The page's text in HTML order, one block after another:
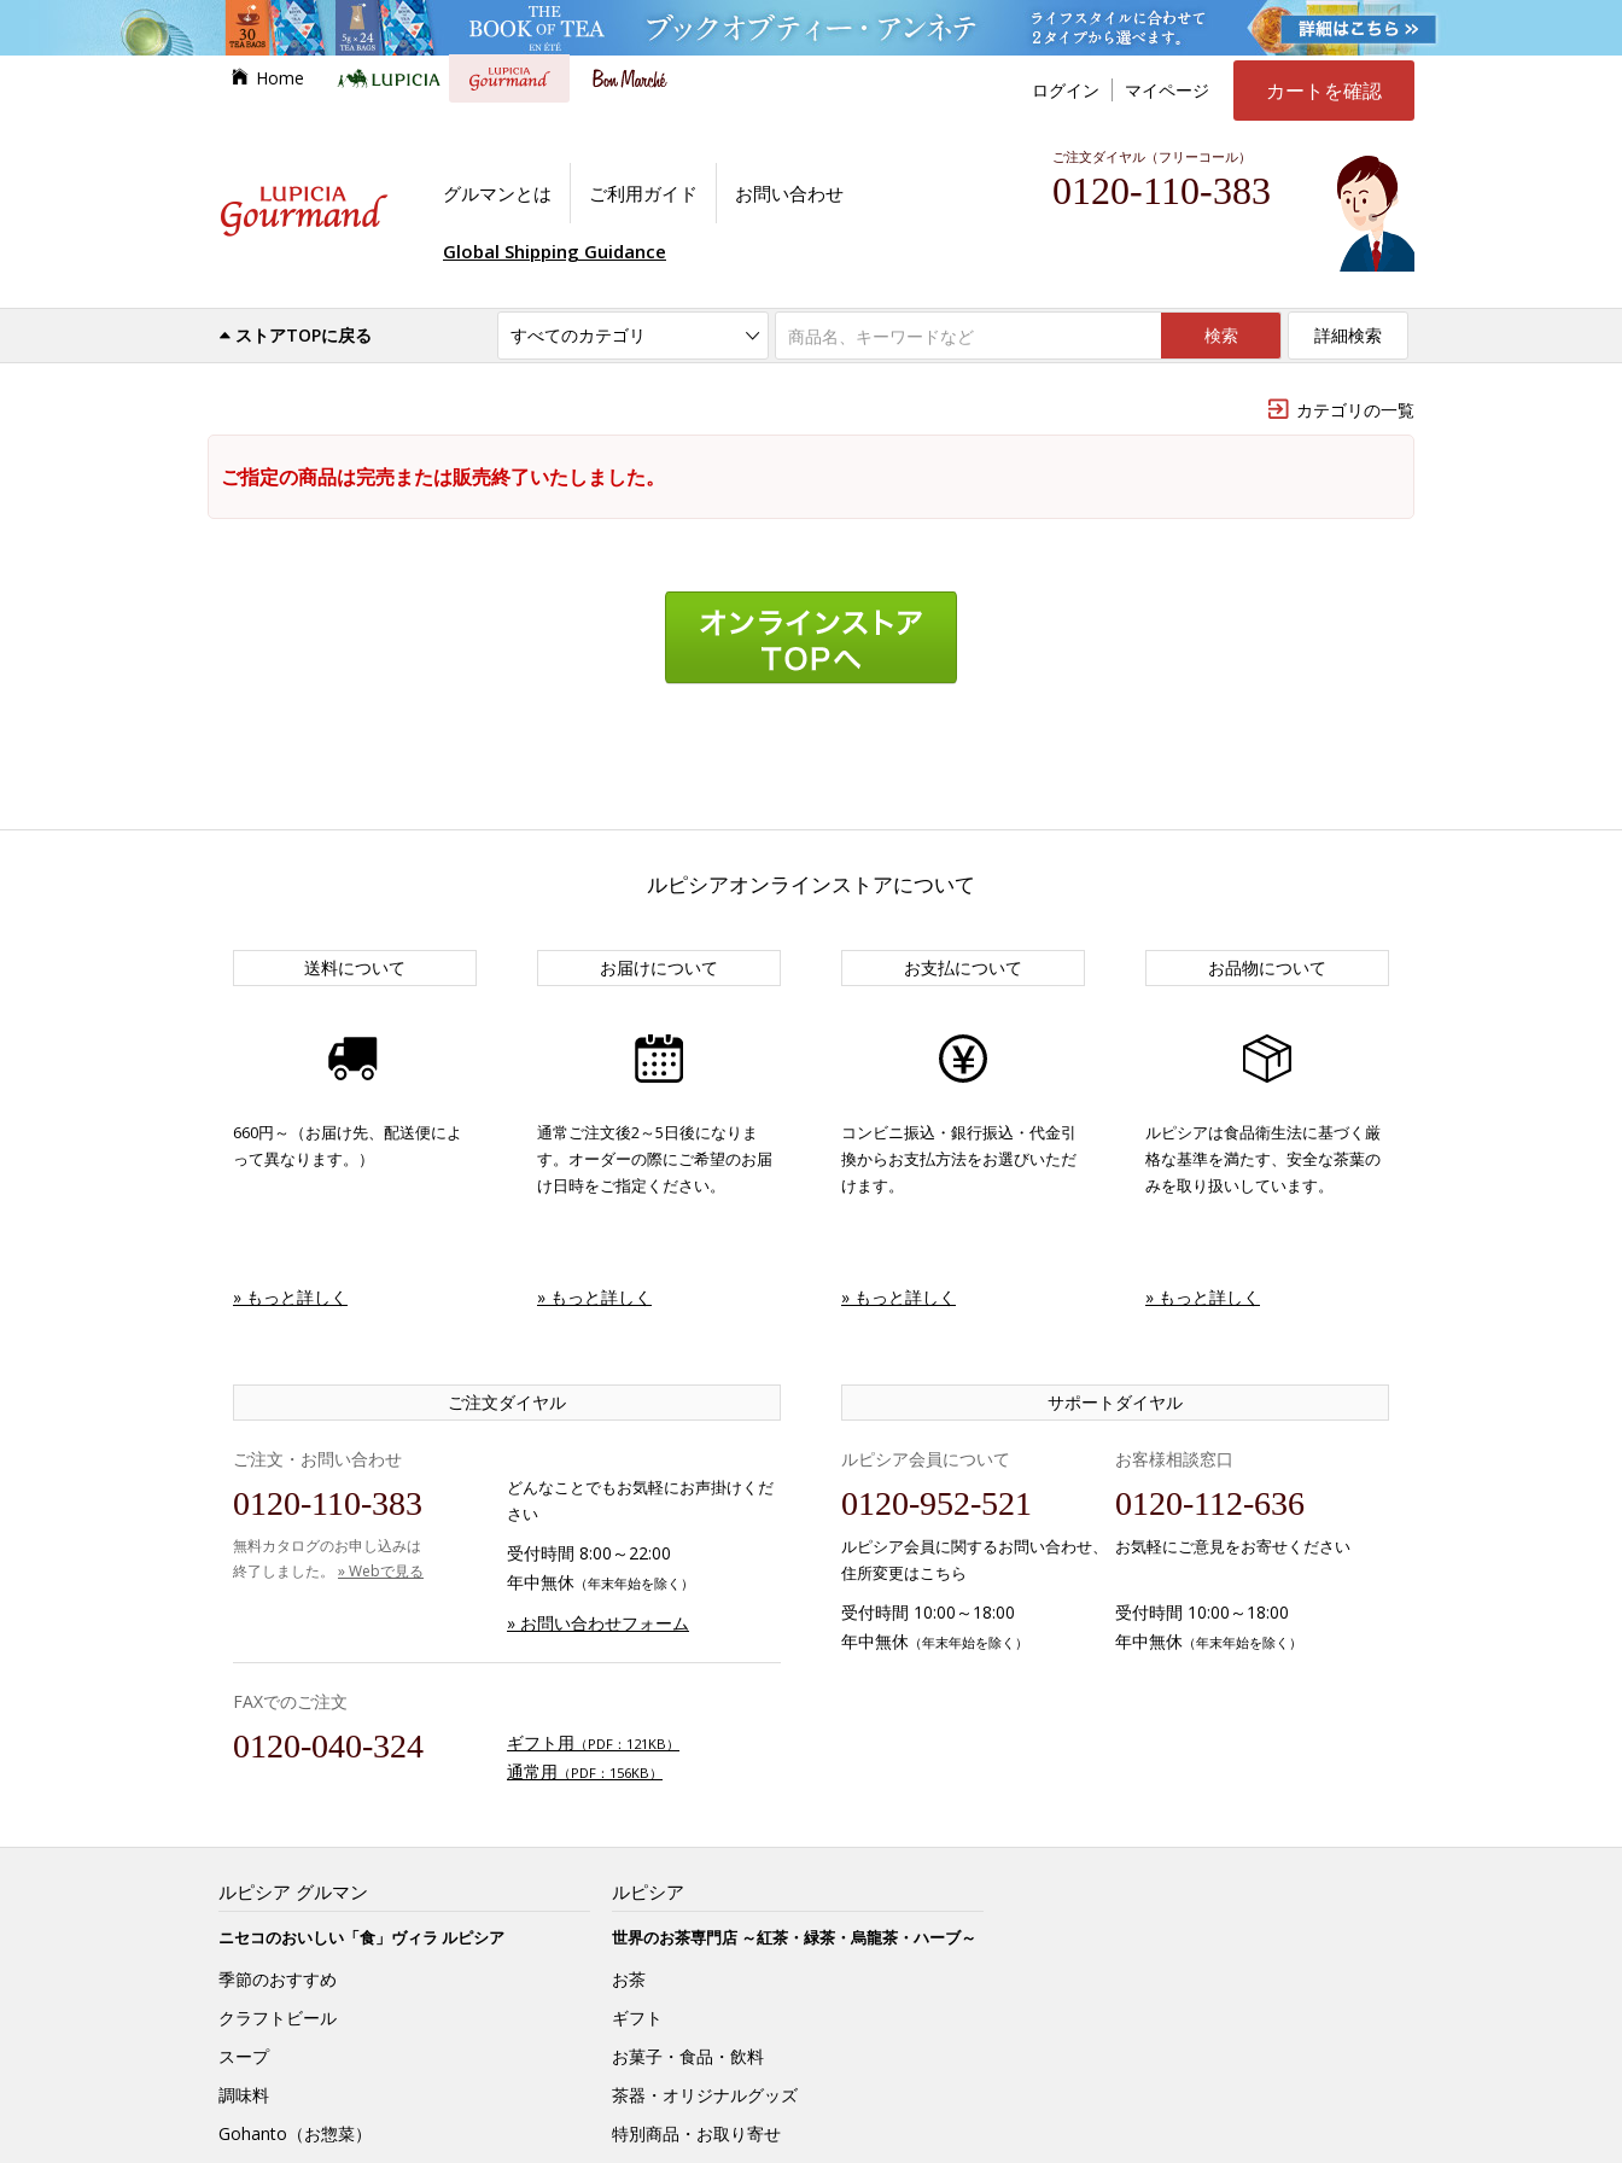
Home
ログイン マイページ カートを確認
グルマンとは ご利用ガイド お問い合わせ
ご注文ダイヤル（フリーコール）
0120-110-383
Global Shipping Guidance
ストアTOPに戻る 検索 詳細検索
カテゴリの一覧
ご指定の商品は完売または販売終了いたしました。
ルピシアオンラインストアについて
送料について
660円～（お届け先、配送便によ
って異なります。）
» もっと詳しく
お届けについて
通常ご注文後2～5日後になりま
す。オーダーの際にご希望のお届
け日時をご指定ください。
» もっと詳しく
お支払について
コンビニ振込・銀行振込・代金引
換からお支払方法をお選びいただ
けます。
» もっと詳しく
お品物について
ルピシアは食品衛生法に基づく厳
格な基準を満たす、安全な茶葉の
みを取り扱いしています。
» もっと詳しく
ご注文ダイヤル
ご注文・お問い合わせ
0120-110-383
無料カタログのお申し込みは
終了しました。 » Webで見る
どんなことでもお気軽にお声掛けくだ
さい
受付時間 8:00～22:00
年中無休 （年末年始を除く）
» お問い合わせフォーム
FAXでのご注文
0120-040-324 ギフト用 （PDF：121KB）
通常用 （PDF：156KB）
サポートダイヤル
ルピシア会員について
0120-952-521
ルピシア会員に関するお問い合わせ、
住所変更はこちら
受付時間 10:00～18:00
年中無休 （年末年始を除く）
お客様相談窓口
0120-112-636
お気軽にご意見をお寄せください
受付時間 10:00～18:00
年中無休 （年末年始を除く）
ルピシア グルマン
ニセコのおいしい「食」ヴィラ ルピシア
季節のおすすめ
クラフトビール
スープ
調味料
Gohanto（お惣菜）
ルピシア
世界のお茶専門店 ～紅茶・緑茶・烏龍茶・ハーブ～
お茶
ギフト
お菓子・食品・飲料
茶器・オリジナルグッズ
特別商品・お取り寄せ